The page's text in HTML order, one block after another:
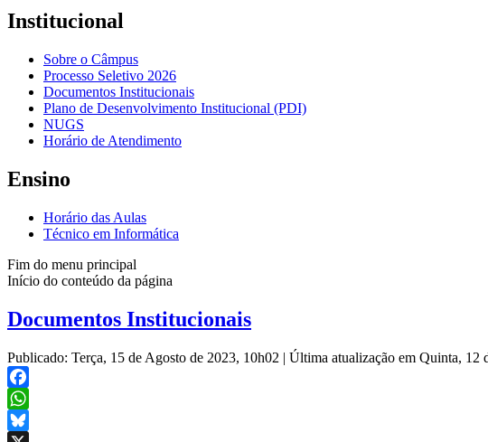
Institucional
Sobre o Câmpus
Processo Seletivo 2026
Documentos Institucionais
Plano de Desenvolvimento Institucional (PDI)
NUGS
Horário de Atendimento
Ensino
Horário das Aulas
Técnico em Informática
Fim do menu principal
Início do conteúdo da página
Documentos Institucionais
Publicado: Terça, 15 de Agosto de 2023, 10h02 | Última atualização em Quinta, 12
Facebook
WhatsApp